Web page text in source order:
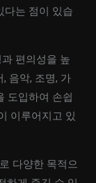
다는 점이 있습
편의성을 높
음악, 조명, 가
도입하여 손쉽
이루어지고 있
다양한 목적으